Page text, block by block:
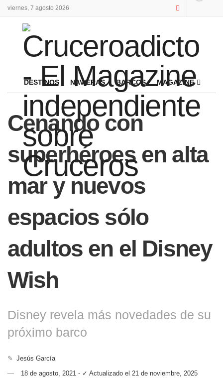
viernes, 7 agosto 2026
DESTINOS NAVIERAS BARCOS MAGAZINE
Cenando con
superhéroes en alta
mar y nuevos
espacios sólo
adultos en el Disney
Wish
Disney revela más novedades de su
próximo barco
✎ Jesús García
18 de agosto, 2021 - ✓ Actualizado el 21 de noviembre, 2025